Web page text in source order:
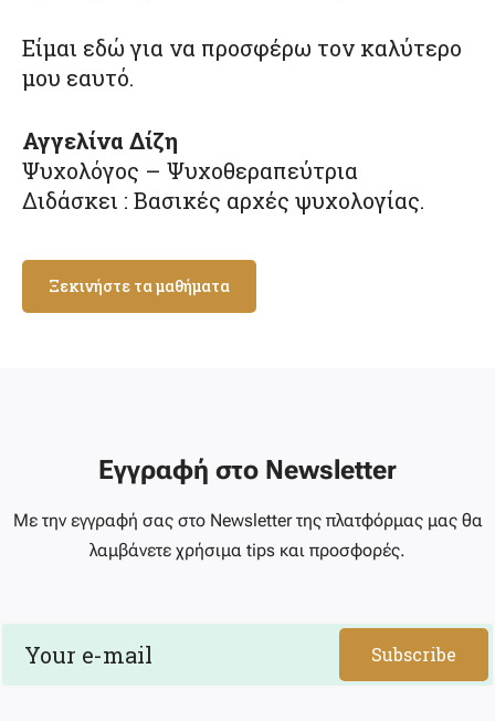
Είμαι εδώ για να προσφέρω τον καλύτερο
μου εαυτό.
Αγγελίνα Δίζη
Ψυχολόγος – Ψυχοθεραπεύτρια
Διδάσκει : Βασικές αρχές ψυχολογίας.
Ξεκινήστε τα μαθήματα
Εγγραφή στο Newsletter
Με την εγγραφή σας στο Newsletter της πλατφόρμας μας θα
λαμβάνετε χρήσιμα tips και προσφορές.
Subscribe